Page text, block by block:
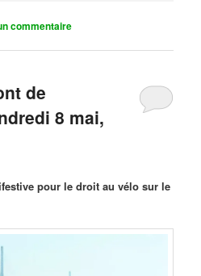
commentaire
de
8 mai,
pour le droit au vélo sur le